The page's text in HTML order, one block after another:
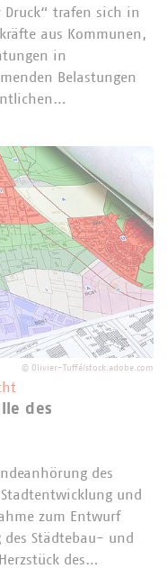
Druck“ trafen sich in
aus Kommunen,
in
Belastungen
© Olivier-Tuffé/stock.adobe.com
des
des
und
zum Entwurf
des Städtebau- und
des…